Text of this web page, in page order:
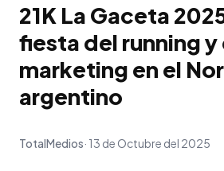
21K La Gaceta
fiesta del running y
marketing en el
argentino
TotalMedios 13 de Octubre del 2025